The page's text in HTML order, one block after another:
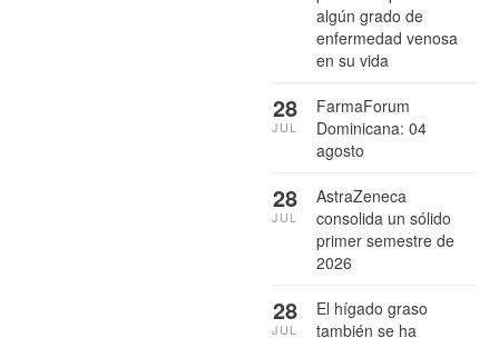
algún grado de
enfermedad venosa
en su vida
FarmaForum
Dominicana: 04
agosto
28
JUL
AstraZeneca
consolida un sólido
primer semestre de
2026
28
JUL
El hígado graso
también se ha
28
JUL